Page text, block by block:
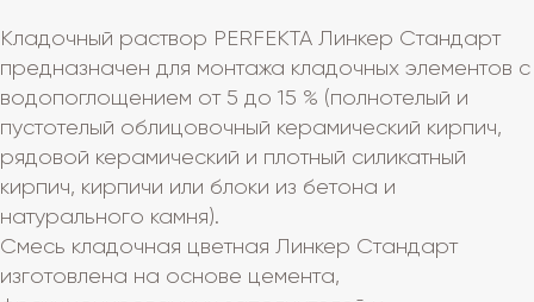
Кладочный раствор PERFEKTA Линкер Стандарт
предназначен для монтажа кладочных элементов с
водопоглощением от 5 до 15 % (полнотелый и
пустотелый облицовочный керамический кирпич,
рядовой керамический и плотный силикатный
кирпич, кирпичи или блоки из бетона и
натурального камня).
Смесь кладочная цветная Линкер Стандарт
изготовлена на основе цемента,